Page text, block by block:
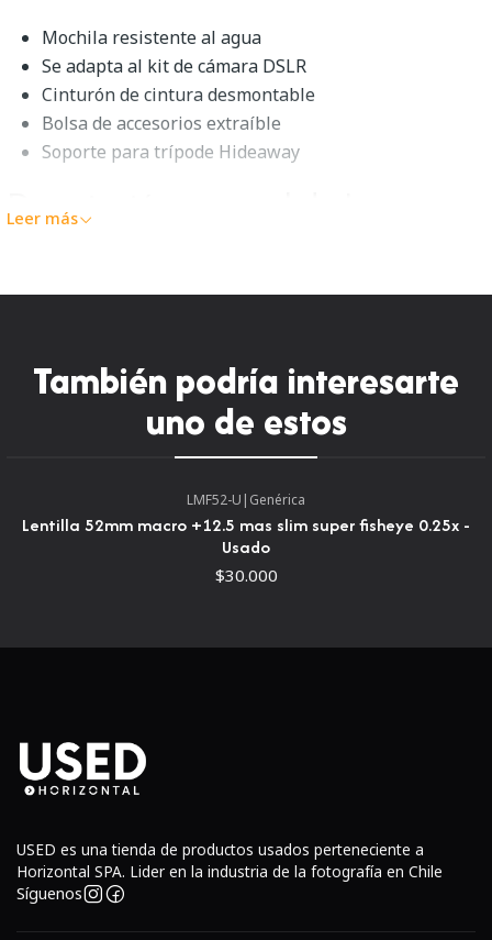
Mochila resistente al agua
Se adapta al kit de cámara DSLR
Cinturón de cintura desmontable
Bolsa de accesorios extraíble
Soporte para trípode Hideaway
Descripción general de Lowepro
300 BP
contra la humedad y la abrasión. La entrada del
compartimento trasero ofrece un acceso seguro y fácil al
equipo de la cámara, además de seguridad adicional. El
bolsillo de almacenamiento exterior contiene accesorios
extraíble contiene cables, cargadores, manuales y otros
accesorios clave. Se lleva con un arnés de mochila con un
cinturón desmontable. Hay una correa de esternón
Mochila de poliéster resistente y resistente al agua de
adicional cuando se usa el paqueteBolsillos
centralizan los accesorios digitales y el equipo
personal para un acceso práctico
La bolsa de accesorios extraíble contiene cables,
cargadores, manuales y otros accesorios clave
Leer más
También podría interesarte
uno de estos
LMF52-U | Genérica
Lentilla 52mm macro +12.5 mas slim super fisheye 0.25x -
Usado
$30.000
USED es una tienda de productos usados perteneciente a
Horizontal SPA. Lider en la industria de la fotografía en Chile
Síguenos